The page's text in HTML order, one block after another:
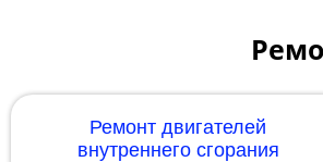
Ремонт двигателей
внутреннего сгорания